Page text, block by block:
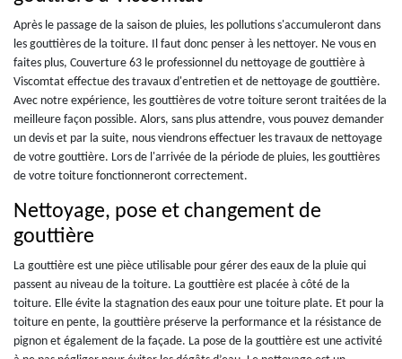
Après le passage de la saison de pluies, les pollutions s'accumuleront dans
les gouttières de la toiture. Il faut donc penser à les nettoyer. Ne vous en
faites plus, Couverture 63 le professionnel du nettoyage de gouttière à
Viscomtat effectue des travaux d'entretien et de nettoyage de gouttière.
Avec notre expérience, les gouttières de votre toiture seront traitées de la
meilleure façon possible. Alors, sans plus attendre, vous pouvez demander
un devis et par la suite, nous viendrons effectuer les travaux de nettoyage
de votre gouttière. Lors de l'arrivée de la période de pluies, les gouttières
de votre toiture fonctionneront correctement.
Nettoyage, pose et changement de
gouttière
La gouttière est une pièce utilisable pour gérer des eaux de la pluie qui
passent au niveau de la toiture. La gouttière est placée à côté de la
toiture. Elle évite la stagnation des eaux pour une toiture plate. Et pour la
toiture en pente, la gouttière préserve la performance et la résistance de
pignon et également de la façade. La pose de la gouttière est une activité